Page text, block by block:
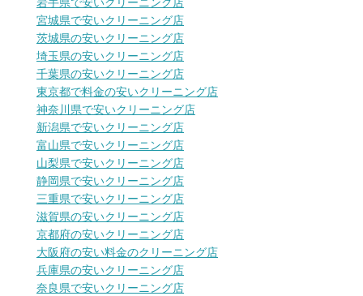
岩手県で安いクリーニング店
宮城県で安いクリーニング店
茨城県の安いクリーニング店
埼玉県の安いクリーニング店
千葉県の安いクリーニング店
東京都で料金の安いクリーニング店
神奈川県で安いクリーニング店
新潟県で安いクリーニング店
富山県で安いクリーニング店
山梨県で安いクリーニング店
静岡県で安いクリーニング店
三重県で安いクリーニング店
滋賀県の安いクリーニング店
京都府の安いクリーニング店
大阪府の安い料金のクリーニング店
兵庫県の安いクリーニング店
奈良県で安いクリーニング店